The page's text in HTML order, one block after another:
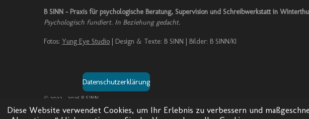
Diese Website verwendet Cookies, um Ihr Erlebnis zu verbessern und
a
g
a
e
d
n
B SINN – Praxis für psychologische Beratung, Supervision und Schreibwerkstatt in
Psychologisch fundiert. In Beziehung gedacht.
Fotos: Yung Eye Studio | Design & Texte: B SINN | Bilder: B SINN/KI
Datenschutzerklärung
© 2022 - 2026 B SINN